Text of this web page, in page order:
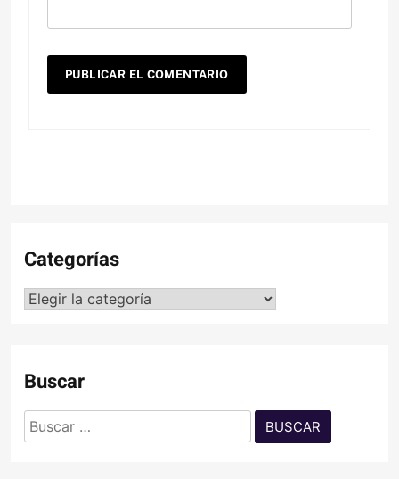
Categorías
Categorías
Buscar
Buscar: